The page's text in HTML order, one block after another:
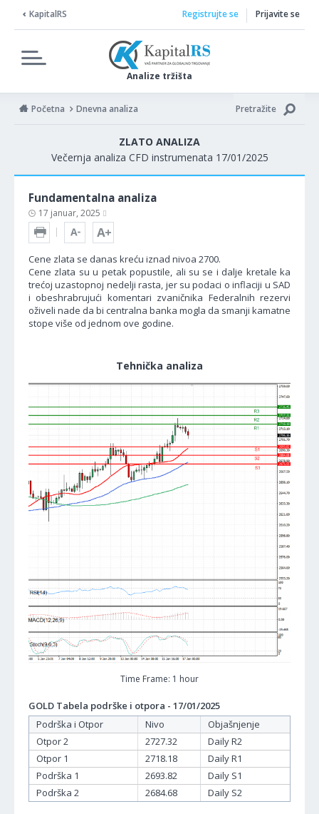
KapitalRS
Analize tržišta
Registrujte se Prijavite se
Početna Dnevna analiza Pretražite
ZLATO ANALIZA
Večernja analiza CFD instrumenata 17/01/2025
Fundamentalna analiza
17 januar, 2025
Cene zlata se danas kreću iznad nivoa 2700.
Cene zlata su u petak popustile, ali su se i dalje kretale ka
trećoj uzastopnoj nedelji rasta, jer su podaci o inflaciji u SAD
i obeshrabrujući komentari zvaničnika Federalnih rezervi
oživeli nade da bi centralna banka mogla da smanji kamatne
stope više od jednom ove godine.
Tehnička analiza
Time Frame: 1 hour
GOLD Tabela podrške i otpora - 17/01/2025
Podrška i Otpor
Nivo
Objašnjenje
Otpor 2
2727.32
Daily R2
Otpor 1
2718.18
Daily R1
Podrška 1
2693.82
Daily S1
Podrška 2
2684.68 Daily S2